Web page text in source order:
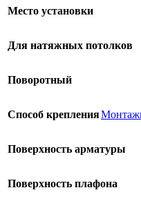
Место установки
Для натяжных потолков
Поворотный
Способ крепления
Поверхность арматуры
Поверхность плафона